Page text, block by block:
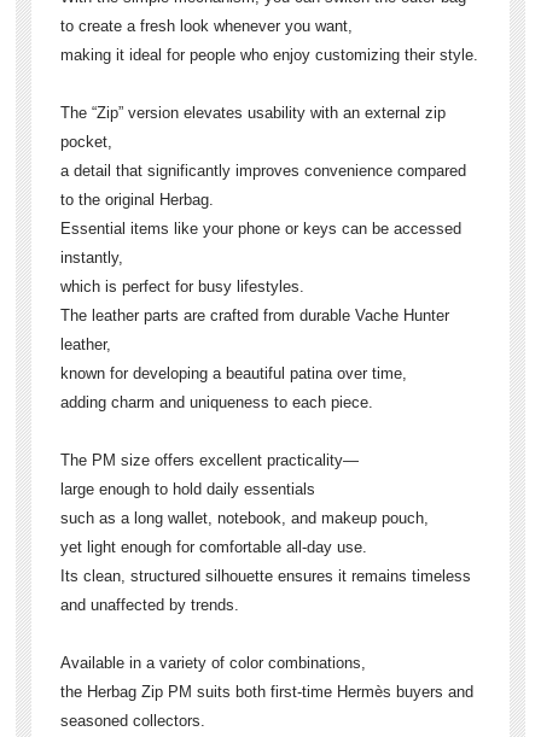
to create a fresh look whenever you want,
making it ideal for people who enjoy customizing their style.
The “Zip” version elevates usability with an external zip
pocket,
a detail that significantly improves convenience compared
to the original Herbag.
Essential items like your phone or keys can be accessed
instantly,
which is perfect for busy lifestyles.
The leather parts are crafted from durable Vache Hunter
leather,
known for developing a beautiful patina over time,
adding charm and uniqueness to each piece.
The PM size offers excellent practicality—
large enough to hold daily essentials
such as a long wallet, notebook, and makeup pouch,
yet light enough for comfortable all-day use.
Its clean, structured silhouette ensures it remains timeless
and unaffected by trends.
Available in a variety of color combinations,
the Herbag Zip PM suits both first-time Hermès buyers and
seasoned collectors.